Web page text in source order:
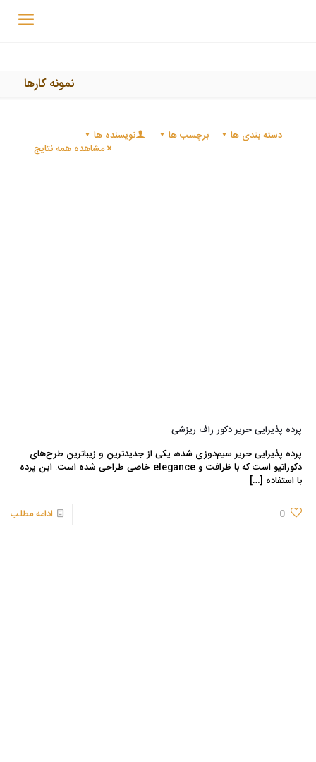
نمونه کارها
دسته بندی ها برچسب ها
نویسنده ها
مشاهده همه نتایج
پرده پذیرایی حریر دکور راف ریزشی
پرده پذیرایی حریر سیم‌دوزی شده، یکی از جدیدترین و زیباترین طرح‌های
دکوراتیو است که با ظرافت و elegance خاصی طراحی شده است. این پرده
با استفاده […]
0 ادامه مطلب